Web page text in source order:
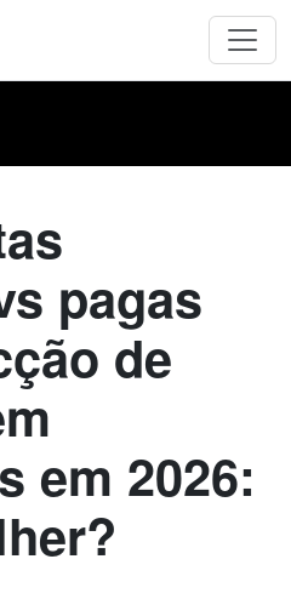
pagas
de
em 2026: